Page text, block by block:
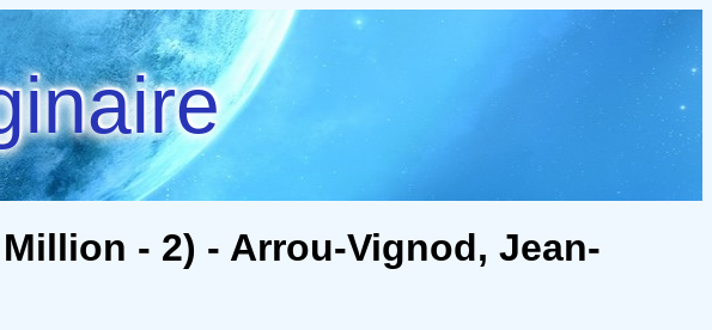
- 2) - Arrou-Vignod, Jean-